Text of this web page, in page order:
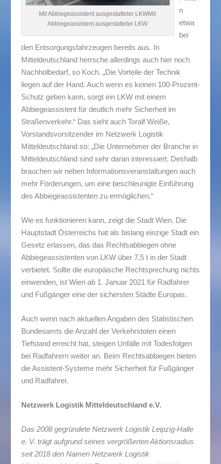
Mit Abbiegeassistent ausgestatteter LKWMit
Abbiegeassistent ausgestatteter LKW
n
etwa
bei
den Entsorgungsfahrzeugen bereits aus. In
Mitteldeutschland herrsche allerdings auch hier noch
Nachholbedarf, so Koch. „Die Vorteile der Technik
liegen auf der Hand. Auch wenn es keinen 100-Prozent-
Schutz geben kann, sorgt ein LKW mit einem
Abbiegeassistent für deutlich mehr Sicherheit im
Straßenverkehr.“ Das sieht auch Toralf Weiße,
Vorstandsvorsitzender im Netzwerk Logistik
Mitteldeutschland so: „Die Unternehmer der Branche in
Mitteldeutschland sind sehr daran interessiert. Deshalb
brauchen wir neben Informationsveranstaltungen auch
mehr Förderungen, um eine beschleunigte Einführung
des Abbiegeassistenten zu ermöglichen.“
Wie es funktionieren kann, zeigt die Stadt Wien. Die
Hauptstadt Österreichs hat als bislang einzige Stadt ein
Gesetz erlassen, das das Rechtsabbiegen ohne
Abbiegeassistenten von LKW über 7,5 t in der Stadt
verbietet. Sollte die europäische Rechtsprechung nichts
einwenden, ist Wien ab 1. Januar 2021 für Radfahrer
und Fußgänger eine der sichersten Städte Europas.
Auch wenn nach aktuellen Angaben des Statistischen
Bundesamts die Anzahl der Verkehrstoten einen
Tiefstand erreicht hat, steigen Unfälle mit Todesfolgen
bei Radfahrern weiter an. Beim Rechtsabbiegen bieten
die Assistent-Systeme mehr Sicherheit für Fußgänger
und Radfahrer.
Netzwerk Logistik Mitteldeutschland e.V.
Das 2008 gegründete Netzwerk Logistik Leipzig-Halle
e. V. trägt aufgrund seines vergrößerten Aktionsradius
seit 2018 den Namen Netzwerk Logistik